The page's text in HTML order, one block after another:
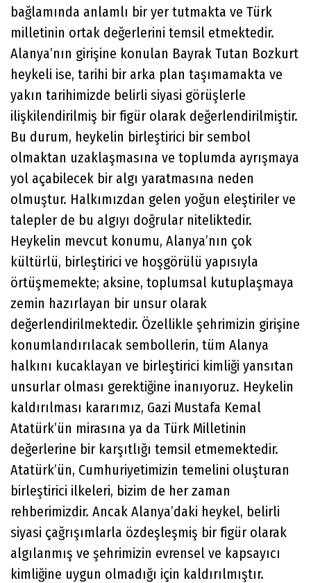
bağlamında anlamlı bir yer tutmakta ve Türk
milletinin ortak değerlerini temsil etmektedir.
Alanya’nın girişine konulan Bayrak Tutan Bozkurt
heykeli ise, tarihi bir arka plan taşımamakta ve
yakın tarihimizde belirli siyasi görüşlerle
ilişkilendirilmiş bir figür olarak değerlendirilmiştir.
Bu durum, heykelin birleştirici bir sembol
olmaktan uzaklaşmasına ve toplumda ayrışmaya
yol açabilecek bir algı yaratmasına neden
olmuştur. Halkımızdan gelen yoğun eleştiriler ve
talepler de bu algıyı doğrular niteliktedir.
Heykelin mevcut konumu, Alanya’nın çok
kültürlü, birleştirici ve hoşgörülü yapısıyla
örtüşmemekte; aksine, toplumsal kutuplaşmaya
zemin hazırlayan bir unsur olarak
değerlendirilmektedir. Özellikle şehrimizin girişine
konumlandırılacak sembollerin, tüm Alanya
halkını kucaklayan ve birleştirici kimliği yansıtan
unsurlar olması gerektiğine inanıyoruz. Heykelin
kaldırılması kararımız, Gazi Mustafa Kemal
Atatürk’ün mirasına ya da Türk Milletinin
değerlerine bir karşıtlığı temsil etmemektedir.
Atatürk’ün, Cumhuriyetimizin temelini oluşturan
birleştirici ilkeleri, bizim de her zaman
rehberimizdir. Ancak Alanya’daki heykel, belirli
siyasi çağrışımlarla özdeşleşmiş bir figür olarak
algılanmış ve şehrimizin evrensel ve kapsayıcı
kimliğine uygun olmadığı için kaldırılmıştır.